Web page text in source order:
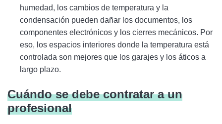
humedad, los cambios de temperatura y la
condensación pueden dañar los documentos, los
componentes electrónicos y los cierres mecánicos. Por
eso, los espacios interiores donde la temperatura está
controlada son mejores que los garajes y los áticos a
largo plazo.
Cuándo se debe contratar a un
profesional